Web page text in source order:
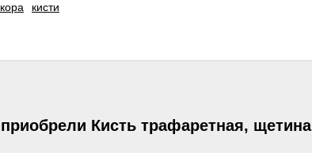
кисти
Кисть трафаретная,